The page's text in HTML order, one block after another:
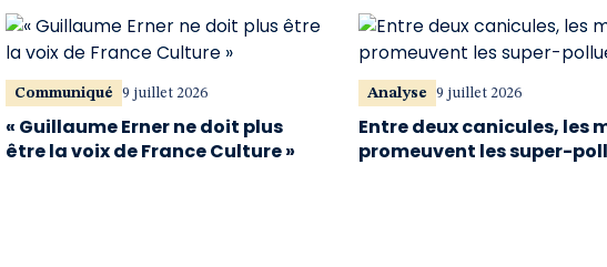
Communiqué 9 juillet 2026
« Guillaume Erner ne doit plus
être la voix de France Culture »
Analyse 9 juillet 2026
Entre deux canicules, les
promeuvent les super-